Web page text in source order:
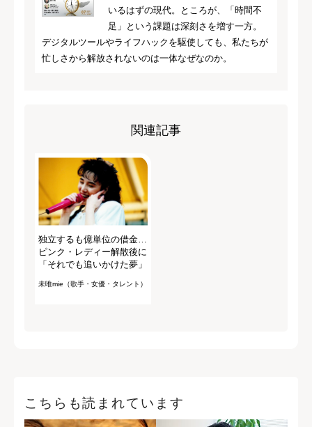
いるはずの現代。ところが、「時間不
足」という課題は深刻さを増す一方。
デジタルツールやライフハックを駆使しても、私たちが
忙しさから解放されないのは一体なぜなのか。
関連記事
独立するも億単位の借金…
ピンク・レディー解散後に
「それでも追いかけた夢」
未唯mie（歌手・女優・タレント）
こちらも読まれています